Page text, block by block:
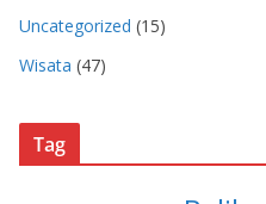
Uncategorized (15)
Wisata (47)
Tag